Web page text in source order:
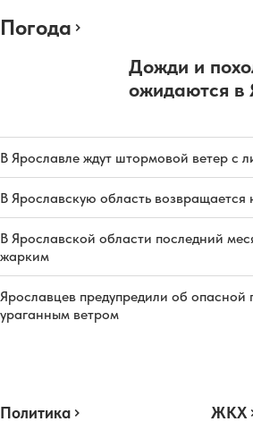
Погода
Дожди и
ожидаются в
В Ярославле ждут штормовой ветер с
В Ярославскую область возвращается
В Ярославской области последний
жарким
Ярославцев предупредили об опасной
ураганным ветром
Политика ЖКХ